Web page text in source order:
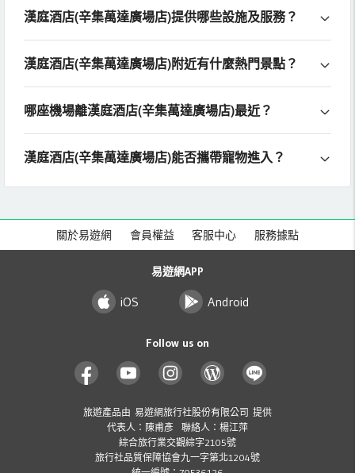
漢庭酒店(辛集萬達廣場店)提供哪些設施及服務？
漢庭酒店(辛集萬達廣場店)附近有什麼熱門景點？
哪座機場離漢庭酒店(辛集萬達廣場店)最近？
漢庭酒店(辛集萬達廣場店)能否攜帶寵物進入？
關於易遊網 會員權益 客服中心 服務據點
易遊網APP
iOS Android
Follow us on
旅遊產品由 易遊網旅行社股份有限公司 提供
代表人：陳甫彥 聯絡人：楊江萍
綜合旅行業交觀綜字2105號
旅行社品質保障協會九一字第北1204號